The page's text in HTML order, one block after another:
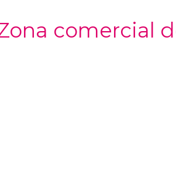
comercial